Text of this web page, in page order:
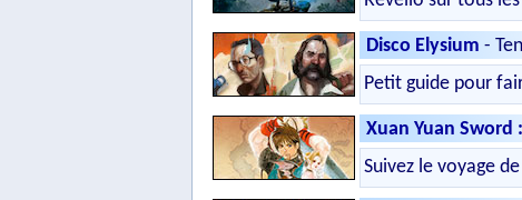
Disco Elysium -
Petit guide pour
Xuan Yuan
Suivez le voyage